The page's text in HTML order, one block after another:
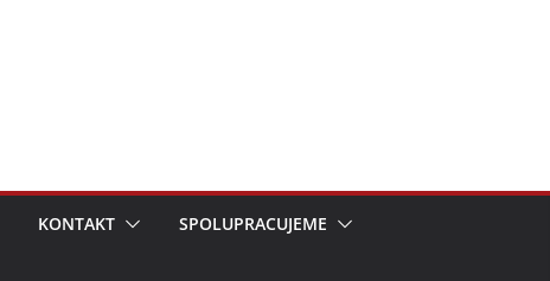
KONTAKT SPOLUPRACUJEME